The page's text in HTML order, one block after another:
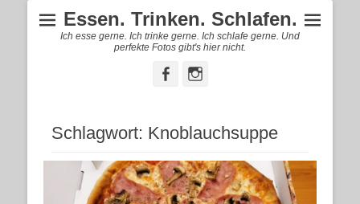
Essen. Trinken. Schlafen.
Ich esse gerne. Ich trinke gerne. Ich schlafe gerne. Und
perfekte Fotos gibt's hier nicht.
FacebookInstagram
Schlagwort: Knoblauchsuppe